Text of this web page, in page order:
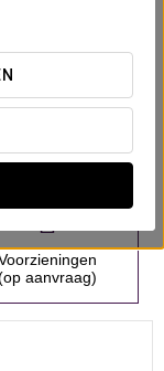
en een satelliet-tv.
aanvraag)